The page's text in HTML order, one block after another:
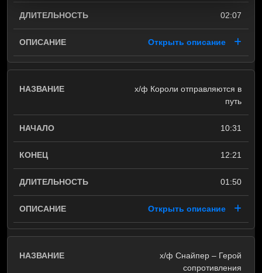
02:07
Открыть описание
х/ф Короли отправляются в
путь
10:31
12:21
01:50
Открыть описание
х/ф Снайпер – Герой
сопротивления